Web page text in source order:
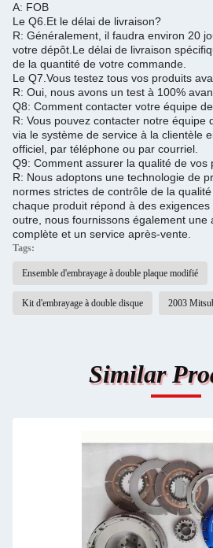
A: FOB
Le Q6. Et le délai de livraison?
R: Généralement, il faudra environ 20
votre dépôt. Le délai de livraison
de la quantité de votre commande.
Le Q7. Vous testez tous vos produits
R: Oui, nous avons un test à 100%
Q8: Comment contacter votre équipe
R: Vous pouvez contacter notre équipe
via le système de service à la clientèle
officiel, par téléphone ou par courriel.
Q9: Comment assurer la qualité de vos
R: Nous adoptons une technologie de
normes strictes de contrôle de la
chaque produit répond à des exigences
outre, nous fournissons également une
complète et un service après-vente.
Tags:
Ensemble d'embrayage à double plaque modifié
Kit d'embrayage à double disque 2003
Similar